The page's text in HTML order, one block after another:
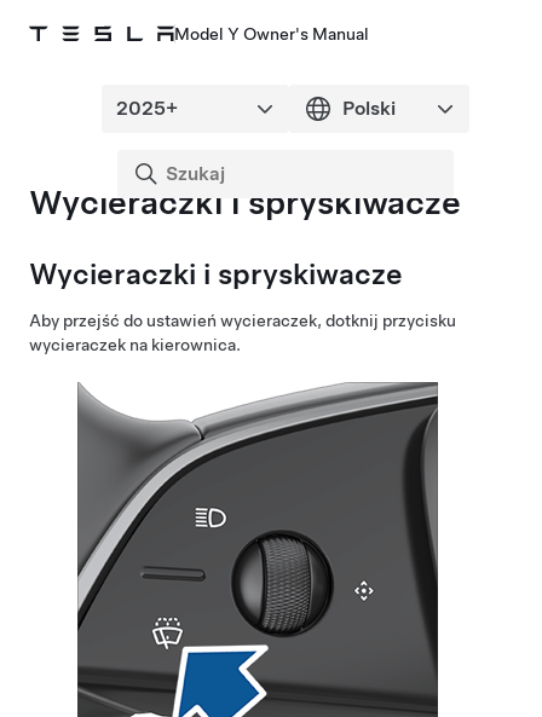
Model Y Owner's Manual
Wycieraczki i spryskiwacze
Wycieraczki i spryskiwacze
Aby przejść do ustawień wycieraczek, dotknij przycisku
wycieraczek na kierownica.